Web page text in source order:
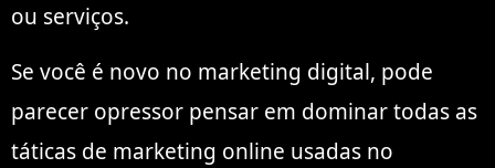
ou serviços.
Se você é novo no marketing digital, pode
parecer opressor pensar em dominar todas as
táticas de marketing online usadas no